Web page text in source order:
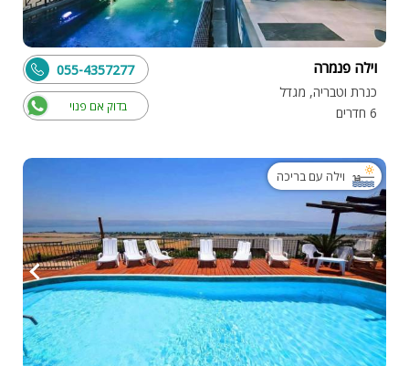
וילה פנמרה
כנרת וטבריה, מגדל
6 חדרים
בדוק אם פנוי
055-4357277
וילה עם בריכה